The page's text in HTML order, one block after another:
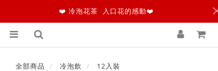
全部商品 冷泡飲 12入裝
❤️ 冷泡花茶 入口花的感動❤️